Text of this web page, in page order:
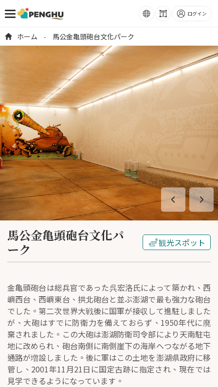
語系
フォ
ログイン
ホーム - 馬公金亀頭砲台文化パーク
馬公金亀頭砲台文化パ
ーク
観光スポット
金亀頭砲台は総兵官であった呉宏洛氏によって築かれ、西
嶼西台、西嶼東台、拱北砲台と並ぶ澎湖で最も強力な砲台
でした。第二次世界大戦後に国軍が接収して進駐しました
が、大砲はすでに防衛力を備えておらず、1950年代に廃
棄されました。この大砲は澎湖防衛司令部により天南駐屯
地に改められ、砲台南側に南側崖下の海岸へつながる地下
通路が増設しました。後に軍はこの土地を澎湖県政府に移
管し、2001年11月21日に国定古跡に指定され、現在では
見学できるようになっています。